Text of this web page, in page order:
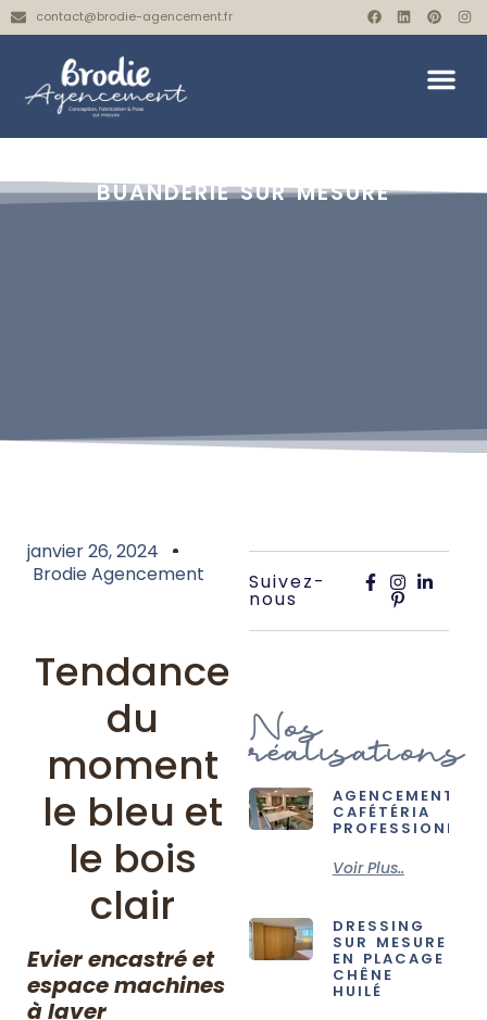
contact@brodie-agencement.fr
BUANDERIE SUR MESURE
janvier 26, 2024
Brodie Agencement
Tendance
du
moment
le bleu et
le bois
clair
Evier encastré et
espace machines
à laver
Suivez-
nous
Nos
réalisations
AGENCEMENT
CAFÉTÉRIA
Voir Plus..
DRESSING
SUR MESURE
EN PLACAGE
CHÊNE
HUILÉ